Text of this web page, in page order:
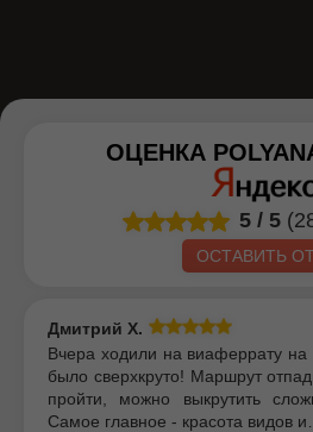
ОЦЕНКА
5/ 5
ОСТАВИТЬ
Дмитрий Х.
Вчера ходили на виаферрату на
было сверхкруто! Маршрут
пройти, можно выкрутить
Самое главное - красота видов